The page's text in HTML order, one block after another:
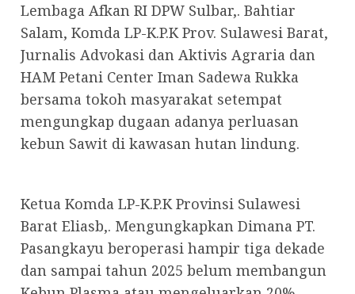
Lembaga Afkan RI DPW Sulbar,. Bahtiar
Salam, Komda LP-K.P.K Prov. Sulawesi Barat,
Jurnalis Advokasi dan Aktivis Agraria dan
HAM Petani Center Iman Sadewa Rukka
bersama tokoh masyarakat setempat
mengungkap dugaan adanya perluasan
kebun Sawit di kawasan hutan lindung.
Ketua Komda LP-K.P.K Provinsi Sulawesi
Barat Eliasb,. Mengungkapkan Dimana PT.
Pasangkayu beroperasi hampir tiga dekade
dan sampai tahun 2025 belum membangun